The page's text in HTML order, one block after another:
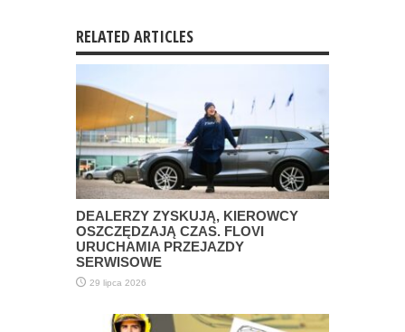
RELATED ARTICLES
DEALERZY ZYSKUJĄ, KIEROWCY
OSZCZĘDZAJĄ CZAS. FLOVI
URUCHAMIA PRZEJAZDY
SERWISOWE
29 lipca 2026